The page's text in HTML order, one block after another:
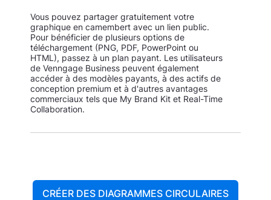
Vous pouvez partager gratuitement votre
graphique en camembert avec un lien public.
Pour bénéficier de plusieurs options de
téléchargement (PNG, PDF, PowerPoint ou
HTML), passez à un plan payant. Les utilisateurs
de Venngage Business peuvent également
accéder à des modèles payants, à des actifs de
conception premium et à d'autres avantages
commerciaux tels que My Brand Kit et Real-Time
Collaboration.
CRÉER DES DIAGRAMMES CIRCULAIRES